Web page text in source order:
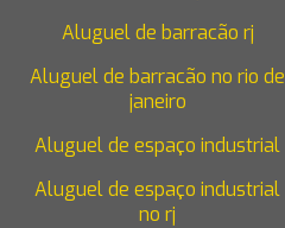
Aluguel de barracão rj
Aluguel de barracão no rio de
janeiro
Aluguel de espaço industrial
Aluguel de espaço industrial
no rj